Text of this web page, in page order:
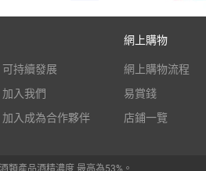
可持續發展
加入我們
加入成為合作夥伴
網上購物
網上購物流程
易賞錢
店鋪一覽
類產品酒精濃度 最高為53%。